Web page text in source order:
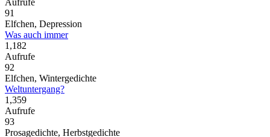
Aufrufe
91
Elfchen, Depression
Was auch immer
1,182
Aufrufe
92
Elfchen, Wintergedichte
Weltuntergang?
1,359
Aufrufe
93
Prosagedichte, Herbstgedichte